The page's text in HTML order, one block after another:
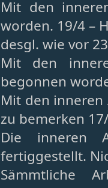
Mit den
worden. 19/4 –
desgl. wie vor
Mit den
begonnen
Mit den
zu bemerken
Die inneren
fertiggestellt.
Sämmtliche